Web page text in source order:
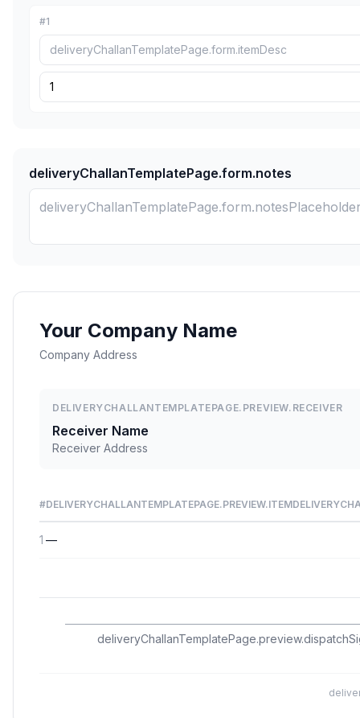
#1
deliveryChallanTemplatePage.form.notes
Your Company Name
Company Address
DELIVERYCHALLANTEMPLATEPAGE.PREVIEW.RECEIVER
Receiver Name
Receiver Address
#DELIVERYCHALLANTEMPLATEPAGE.PREVIEW.ITEM
1 —